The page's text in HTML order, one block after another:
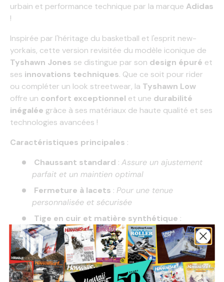
urbain et performance technique par la marque Adidas
!
Inspirée par l'héritage du basketball et l'esprit new-
yorkais, cette version revisitée du modèle iconique de
Tyshawn Jones se distingue par son design épuré et
ses innovations techniques. Que ce soit pour rider
ou compléter un look streetwear, la Tyshawn Low
offre un confort exceptionnel et une durabilité
inégalée grâce à ses matériaux de haute qualité et ses
technologies avancées !
Caractéristiques principales :
Chaussant standard : Assure un ajustement
parfait et un maintien optimal
Fermeture à lacets : Pour une tenue
personnalisée et sécurisée
Tige en cuir et matière synthétique :
Conjugue robustesse et élégance
Doublure textile :Garantit un confort respirant
tout au long de la journée
Semelle extérieure en caoutchouc:Offre une